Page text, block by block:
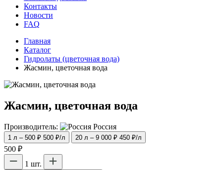
Контакты
Новости
FAQ
Главная
Каталог
Гидролаты (цветочная вода)
Жасмин, цветочная вода
Жасмин, цветочная вода
Производитель: Россия
1 л – 500 ₽ 500 ₽/л 20 л – 9 000 ₽ 450 ₽/л
500 ₽
1 шт.